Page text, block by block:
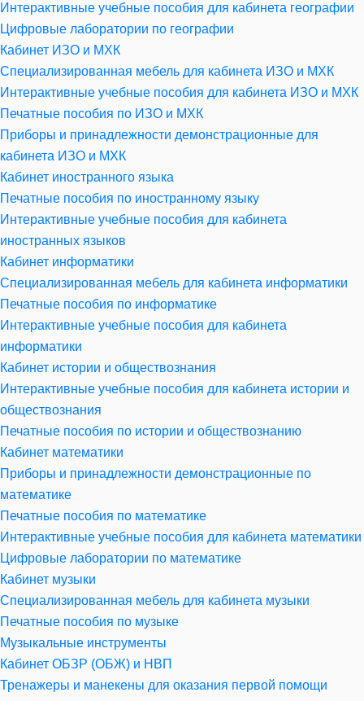
Интерактивные учебные пособия для кабинета географии
Цифровые лаборатории по географии
Кабинет ИЗО и МХК
Специализированная мебель для кабинета ИЗО и МХК
Интерактивные учебные пособия для кабинета ИЗО и МХК
Печатные пособия по ИЗО и МХК
Приборы и принадлежности демонстрационные для
кабинета ИЗО и МХК
Кабинет иностранного языка
Печатные пособия по иностранному языку
Интерактивные учебные пособия для кабинета
иностранных языков
Кабинет информатики
Специализированная мебель для кабинета информатики
Печатные пособия по информатике
Интерактивные учебные пособия для кабинета
информатики
Кабинет истории и обществознания
Интерактивные учебные пособия для кабинета истории и
обществознания
Печатные пособия по истории и обществознанию
Кабинет математики
Приборы и принадлежности демонстрационные по
математике
Печатные пособия по математике
Интерактивные учебные пособия для кабинета математики
Цифровые лаборатории по математике
Кабинет музыки
Специализированная мебель для кабинета музыки
Печатные пособия по музыке
Музыкальные инструменты
Кабинет ОБЗР (ОБЖ) и НВП
Тренажеры и манекены для оказания первой помощи